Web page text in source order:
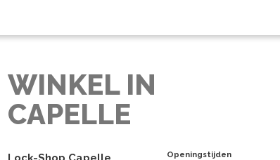
WINKEL IN
CAPELLE
Openingstijden